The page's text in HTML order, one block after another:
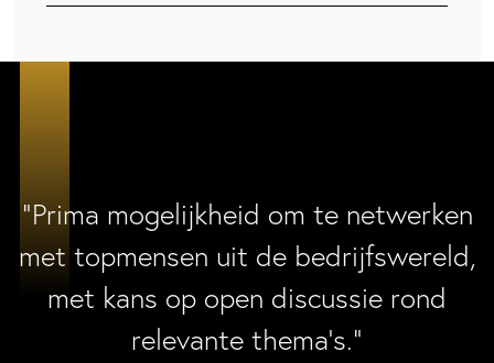
“Prima mogelijkheid om te netwerken
met topmensen uit de bedrijfswereld,
met kans op open discussie rond
relevante thema’s.”